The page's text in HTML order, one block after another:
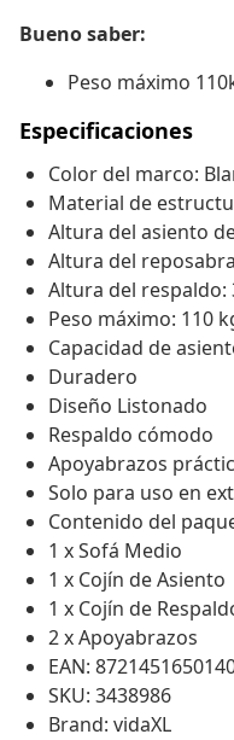
Bueno saber:
Peso máximo
Especificaciones
Color del marco:
Material de
Altura del asiento
Altura del
Altura del respaldo:
Peso máximo: 110
Capacidad de
Duradero
Diseño Listonado
Respaldo cómodo
Apoyabrazos
Solo para uso en
Contenido del
1 x Sofá Medio
1 x Cojín de Asiento
1 x Cojín de
2 x Apoyabrazos
EAN:
SKU: 3438986
Brand: vidaXL